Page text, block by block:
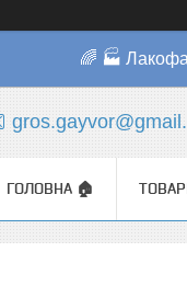
🌈 🏭
ГОЛОВНА 🏠